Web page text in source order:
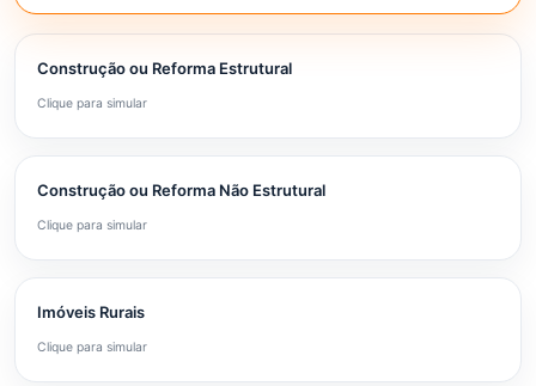
Construção ou Reforma Estrutural
Clique para simular
Construção ou Reforma Não Estrutural
Clique para simular
Imóveis Rurais
Clique para simular